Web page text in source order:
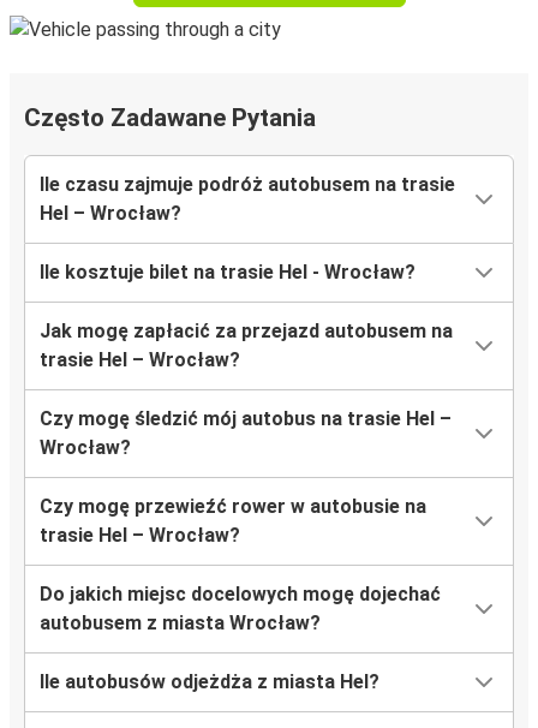
Często Zadawane Pytania
Ile czasu zajmuje podróż autobusem na trasie
Hel – Wrocław?
Ile kosztuje bilet na trasie Hel - Wrocław?
Jak mogę zapłacić za przejazd autobusem na
trasie Hel – Wrocław?
Czy mogę śledzić mój autobus na trasie Hel –
Wrocław?
Czy mogę przewieźć rower w autobusie na
trasie Hel – Wrocław?
Do jakich miejsc docelowych mogę dojechać
autobusem z miasta Wrocław?
Ile autobusów odjeżdża z miasta Hel?